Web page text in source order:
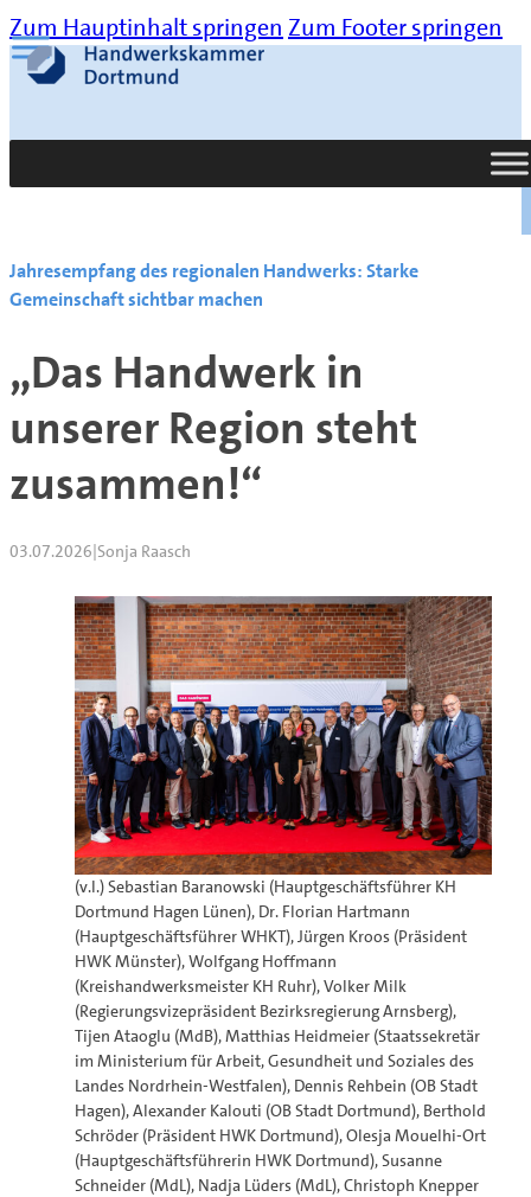
Zum Hauptinhalt springen Zum Footer springen
Suche
Jahresempfang des regionalen Handwerks: Starke
Gemeinschaft sichtbar machen
„Das Handwerk in
unserer Region steht
zusammen!“
03.07.2026|Sonja Raasch
(v.l.) Sebastian Baranowski (Hauptgeschäftsführer KH
Dortmund Hagen Lünen), Dr. Florian Hartmann
(Hauptgeschäftsführer WHKT), Jürgen Kroos (Präsident
HWK Münster), Wolfgang Hoffmann
(Kreishandwerksmeister KH Ruhr), Volker Milk
(Regierungsvizepräsident Bezirksregierung Arnsberg),
Tijen Ataoglu (MdB), Matthias Heidmeier (Staatssekretär
im Ministerium für Arbeit, Gesundheit und Soziales des
Landes Nordrhein-Westfalen), Dennis Rehbein (OB Stadt
Hagen), Alexander Kalouti (OB Stadt Dortmund), Berthold
Schröder (Präsident HWK Dortmund), Olesja Mouelhi-Ort
(Hauptgeschäftsführerin HWK Dortmund), Susanne
Schneider (MdL), Nadja Lüders (MdL), Christoph Knepper